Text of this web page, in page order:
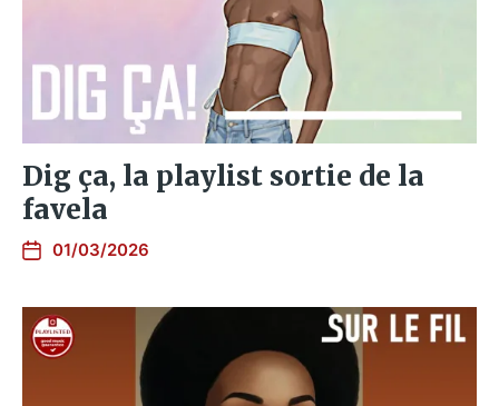
Dig ça, la playlist sortie de la
favela
01/03/2026